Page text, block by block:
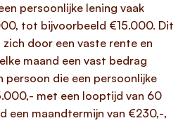
persoonlijke lening vaak
tot bijvoorbeeld €15.000. Dit
door een vaste rente en
maand een vast bedrag
persoon die een persoonlijke
met een looptijd van 60
een maandtermijn van €230,-,